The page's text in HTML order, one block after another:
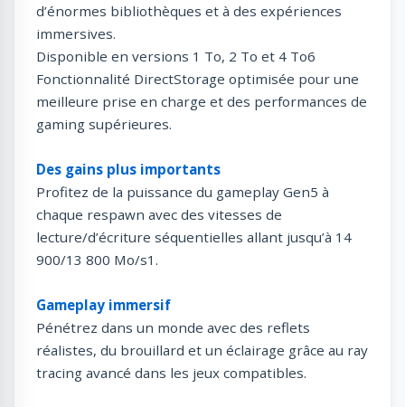
d’énormes bibliothèques et à des expériences
immersives.
Disponible en versions 1 To, 2 To et 4 To6
Fonctionnalité DirectStorage optimisée pour une
meilleure prise en charge et des performances de
gaming supérieures.
Des gains plus importants
Profitez de la puissance du gameplay Gen5 à
chaque respawn avec des vitesses de
lecture/d’écriture séquentielles allant jusqu’à 14
900/13 800 Mo/s1.
Gameplay immersif
Pénétrez dans un monde avec des reflets
réalistes, du brouillard et un éclairage grâce au ray
tracing avancé dans les jeux compatibles.